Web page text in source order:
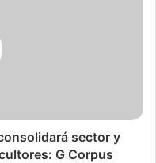
sector y
G Corpus